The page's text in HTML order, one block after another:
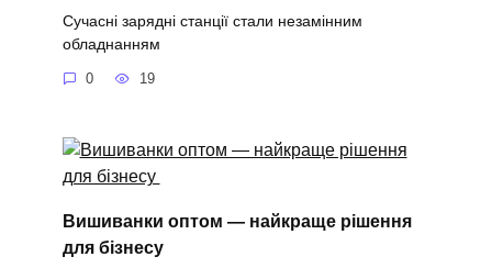
Сучасні зарядні станції стали незамінним
обладнанням
0 19
Вишиванки оптом — найкраще рішення
для бізнесу